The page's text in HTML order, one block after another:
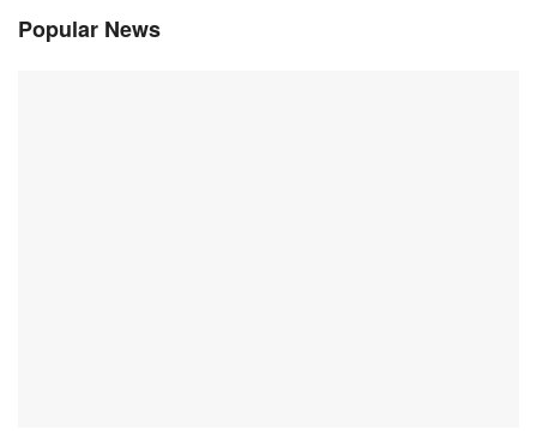
Popular News